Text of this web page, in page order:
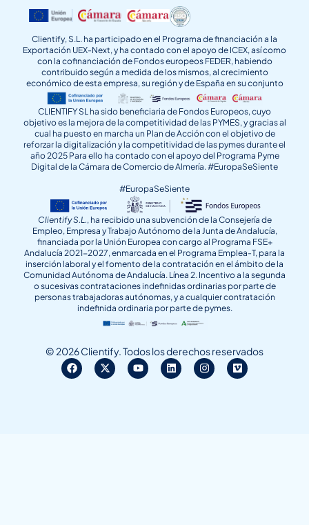
Clientify, S.L. ha participado en el Programa de financiación a la
Exportación UEX-Next, y ha contado con el apoyo de ICEX, así como
con la cofinanciación de Fondos europeos FEDER, habiendo
contribuido según a medida de los mismos, al crecimiento
económico de esta empresa, su región y de España en su conjunto
CLIENTIFY SL ha sido beneficiaria de Fondos Europeos, cuyo
objetivo es la mejora de la competitividad de las PYMES, y gracias al
cual ha puesto en marcha un Plan de Acción con el objetivo de
reforzar la digitalización y la competitividad de las pymes durante el
año 2025 Para ello ha contado con el apoyo del Programa Pyme
Digital de la Cámara de Comercio de Almería. #EuropaSeSiente
#EuropaSeSiente
Clientify S.L., ha recibido una subvención de la Consejería de
Empleo, Empresa y Trabajo Autónomo de la Junta de Andalucía,
financiada por la Unión Europea con cargo al Programa FSE+
Andalucía 2021-2027, enmarcada en el Programa Emplea-T, para la
inserción laboral y el fomento de la contratación en el ámbito de la
Comunidad Autónoma de Andalucía. Línea 2. Incentivo a la segunda
o sucesivas contrataciones indefinidas ordinarias por parte de
personas trabajadoras autónomas, y a cualquier contratación
indefinida ordinaria por parte de pymes.
© 2026 Clientify. Todos los derechos reservados